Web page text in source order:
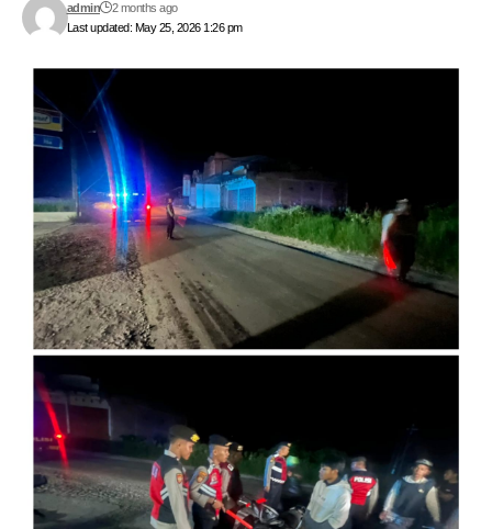
Last updated: May 25, 2026 1:26 pm
admin 2 months ago